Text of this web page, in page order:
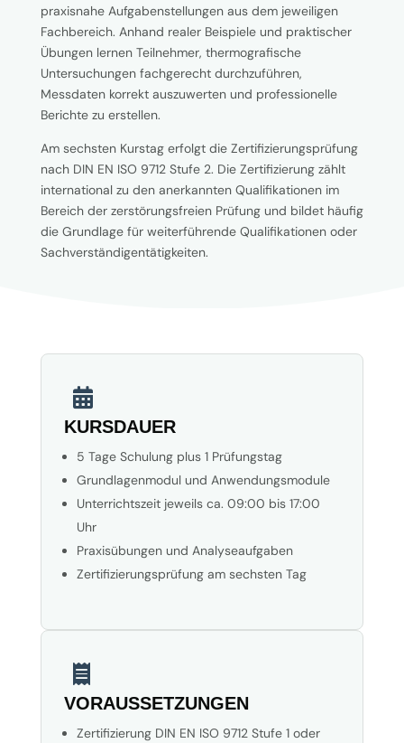
praxisnahe Aufgabenstellungen aus dem jeweiligen
Fachbereich. Anhand realer Beispiele und praktischer
Übungen lernen Teilnehmer, thermografische
Untersuchungen fachgerecht durchzuführen,
Messdaten korrekt auszuwerten und professionelle
Berichte zu erstellen.
Am sechsten Kurstag erfolgt die Zertifizierungsprüfung
nach DIN EN ISO 9712 Stufe 2. Die Zertifizierung zählt
international zu den anerkannten Qualifikationen im
Bereich der zerstörungsfreien Prüfung und bildet häufig
die Grundlage für weiterführende Qualifikationen oder
Sachverständigentätigkeiten.

KURSDAUER
5 Tage Schulung plus 1 Prüfungstag
Grundlagenmodul und Anwendungsmodule
Unterrichtszeit jeweils ca. 09:00 bis 17:00
Uhr
Praxisübungen und Analyseaufgaben
Zertifizierungsprüfung am sechsten Tag

VORAUSSETZUNGEN
Zertifizierung DIN EN ISO 9712 Stufe 1 oder